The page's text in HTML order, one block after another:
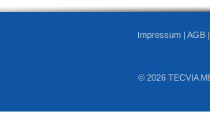
Impressum | AGB
© 2026 TECVIA